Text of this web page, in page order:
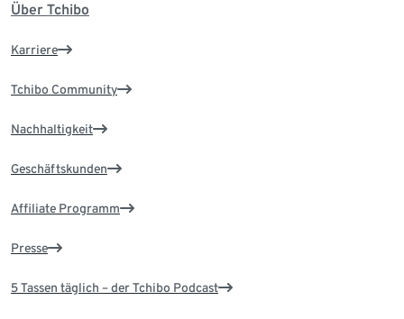
Über Tchibo
Karriere
Tchibo Community
Nachhaltigkeit
Geschäftskunden
Affiliate Programm
Presse
5 Tassen täglich – der Tchibo Podcast